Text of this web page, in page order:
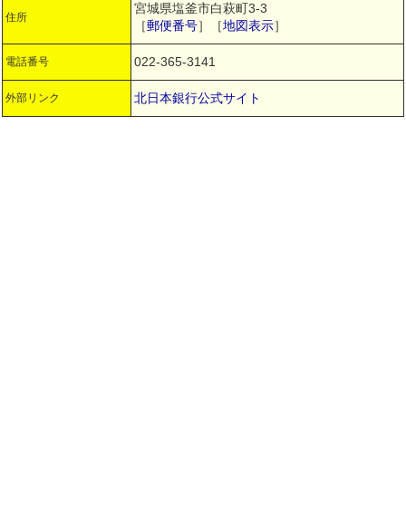
住所
宮城県塩釜市白萩町3-3
［郵便番号］［地図表示］
電話番号 022-365-3141
外部リンク 北日本銀行公式サイト